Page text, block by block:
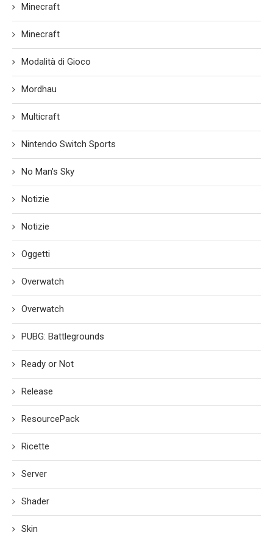
Minecraft
Minecraft
Modalità di Gioco
Mordhau
Multicraft
Nintendo Switch Sports
No Man's Sky
Notizie
Notizie
Oggetti
Overwatch
Overwatch
PUBG: Battlegrounds
Ready or Not
Release
ResourcePack
Ricette
Server
Shader
Skin